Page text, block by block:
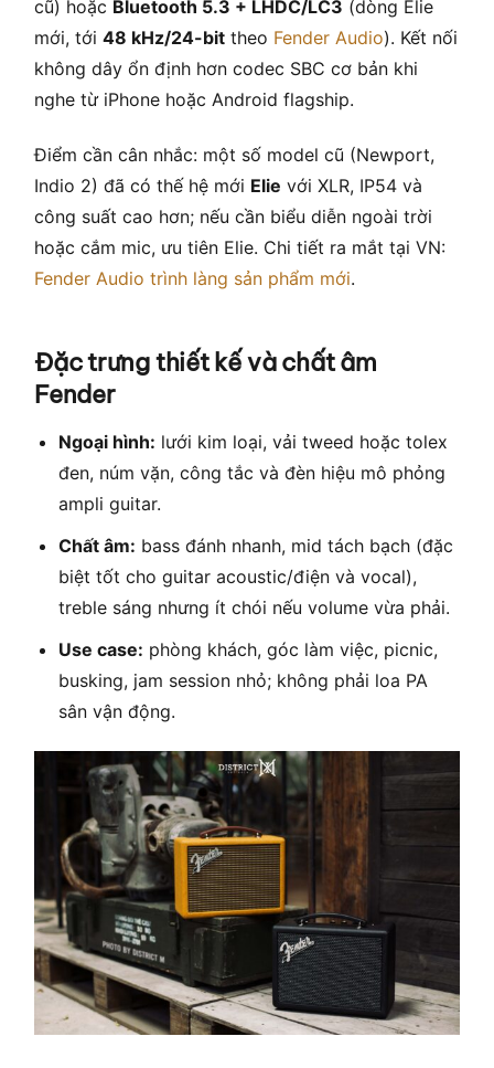
cũ) hoặc Bluetooth 5.3 + LHDC/LC3 (dòng Elie
mới, tới 48 kHz/24-bit theo Fender Audio). Kết nối
không dây ổn định hơn codec SBC cơ bản khi
nghe từ iPhone hoặc Android flagship.
Điểm cần cân nhắc: một số model cũ (Newport,
Indio 2) đã có thế hệ mới Elie với XLR, IP54 và
công suất cao hơn; nếu cần biểu diễn ngoài trời
hoặc cắm mic, ưu tiên Elie. Chi tiết ra mắt tại VN:
Fender Audio trình làng sản phẩm mới.
Đặc trưng thiết kế và chất âm
Fender
Ngoại hình: lưới kim loại, vải tweed hoặc tolex
đen, núm vặn, công tắc và đèn hiệu mô phỏng
ampli guitar.
Chất âm: bass đánh nhanh, mid tách bạch (đặc
biệt tốt cho guitar acoustic/điện và vocal),
treble sáng nhưng ít chói nếu volume vừa phải.
Use case: phòng khách, góc làm việc, picnic,
busking, jam session nhỏ; không phải loa PA
sân vận động.